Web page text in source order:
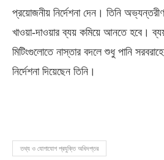
প্রয়োজনীয় নির্দেশনা দেন। তিনি
খাওয়া-দাওয়ার ব্যয় কমিয়ে আনতে হবে।
মিটিংগুলোতে নাস্তার বদলে শুধু পানি
নির্দেশনা দিয়েছেন তিনি।
তথ্য ও যোগাযোগ প্রযুক্তি অধিদপ্তর